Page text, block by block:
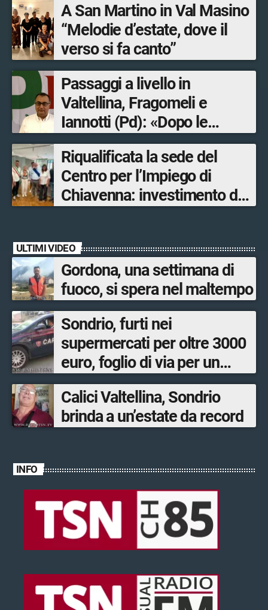
A San Martino in Val Masino
“Melodie d’estate, dove il
verso si fa canto”
Passaggi a livello in
Valtellina, Fragomeli e
Iannotti (Pd): «Dopo le
Olimpiadi solo un terzo delle
opere sostitutive sarà
ultimato entro il 2026»
Riqualificata la sede del
Centro per l’Impiego di
Chiavenna: investimento da
ULTIMI VIDEO
Gordona, una settimana di
fuoco, si spera nel maltempo
Sondrio, furti nei
supermercati per oltre 3000
euro, foglio di via per un
ventinovenne
Calici Valtellina, Sondrio
brinda a un’estate da record
INFO